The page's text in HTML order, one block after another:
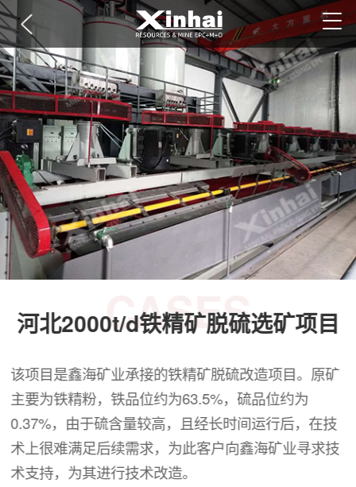
CASES
河北2000t/d铁精矿脱硫选矿项目
该项目是鑫海矿业承接的铁精矿脱硫改造项目。原矿
主要为铁精粉，铁品位约为63.5%，硫品位约为
0.37%，由于硫含量较高，且经长时间运行后，在技
术上很难满足后续需求，为此客户向鑫海矿业寻求技
术支持，为其进行技术改造。